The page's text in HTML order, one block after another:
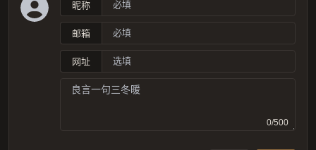
昵称
邮箱
网址
0/500